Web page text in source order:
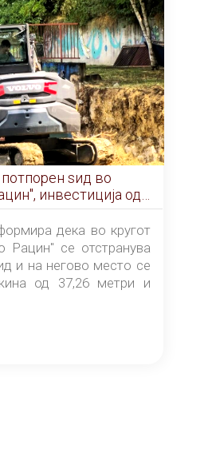
ѕид во
инвестиција од
дека во кругот
Рацин" се отстранува
и на негово место се
од 37,26 метри и